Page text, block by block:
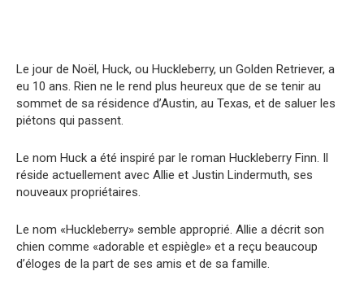
Le jour de Noël, Huck, ou Huckleberry, un Golden Retriever, a
eu 10 ans. Rien ne le rend plus heureux que de se tenir au
sommet de sa résidence d’Austin, au Texas, et de saluer les
piétons qui passent.
Le nom Huck a été inspiré par le roman Huckleberry Finn. Il
réside actuellement avec Allie et Justin Lindermuth, ses
nouveaux propriétaires.
Le nom «Huckleberry» semble approprié. Allie a décrit son
chien comme «adorable et espiègle» et a reçu beaucoup
d’éloges de la part de ses amis et de sa famille.